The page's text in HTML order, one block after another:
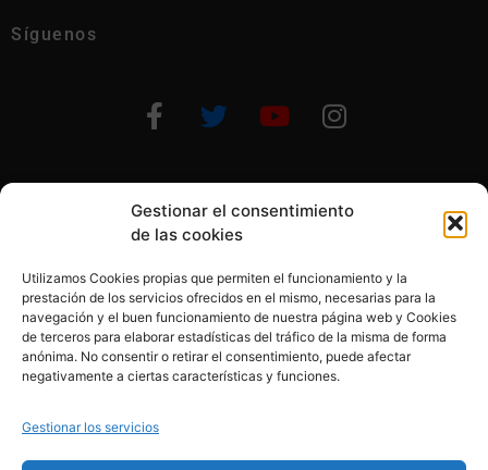
Gestionar el consentimiento
de las cookies
Utilizamos Cookies propias que permiten el funcionamiento y la
prestación de los servicios ofrecidos en el mismo, necesarias para la
navegación y el buen funcionamiento de nuestra página web y Cookies
de terceros para elaborar estadísticas del tráfico de la misma de forma
anónima. No consentir o retirar el consentimiento, puede afectar
negativamente a ciertas características y funciones.
Gestionar los servicios
Síguenos
Otras formas de ayudar
© 2020, Fundación Alba Pérez. All Rights Reserved